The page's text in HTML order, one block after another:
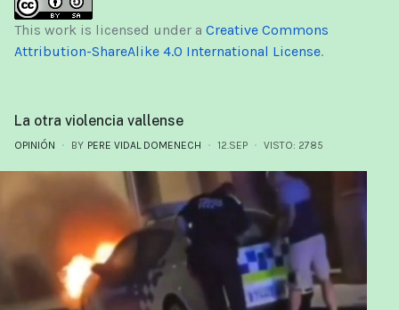
This work is licensed under a Creative Commons
Attribution-ShareAlike 4.0 International License.
La otra violencia vallense
OPINIÓN BY PERE VIDAL DOMENECH 12.SEP VISTO: 2785